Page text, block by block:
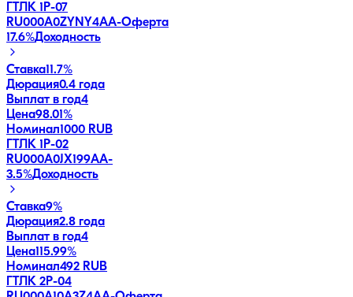
ГТЛК 1P-07
RU000A0ZYNY4AA-Оферта
17.6%Доходность
Ставка11.7%
Дюрация0.4 года
Выплат в год4
Цена98.01%
Номинал1000 RUB
ГТЛК 1P-02
RU000A0JX199AA-
3.5%Доходность
Ставка9%
Дюрация2.8 года
Выплат в год4
Цена115.99%
Номинал492 RUB
ГТЛК 2P-04